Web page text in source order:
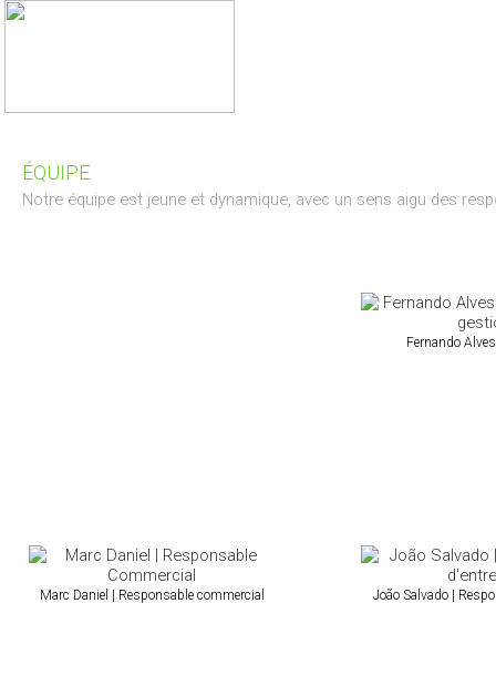
ÉQUIPE
Notre équipe est jeune et dynamique, avec un sens aigu des
Fernando
Marc Daniel | Responsable commercial João Salvado |